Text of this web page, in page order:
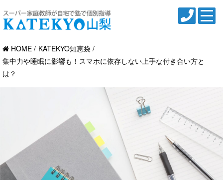
HOME
KATEKYO知恵袋
集中力や睡眠に影響も！スマホに依存しない上手な付き合い方と
は？